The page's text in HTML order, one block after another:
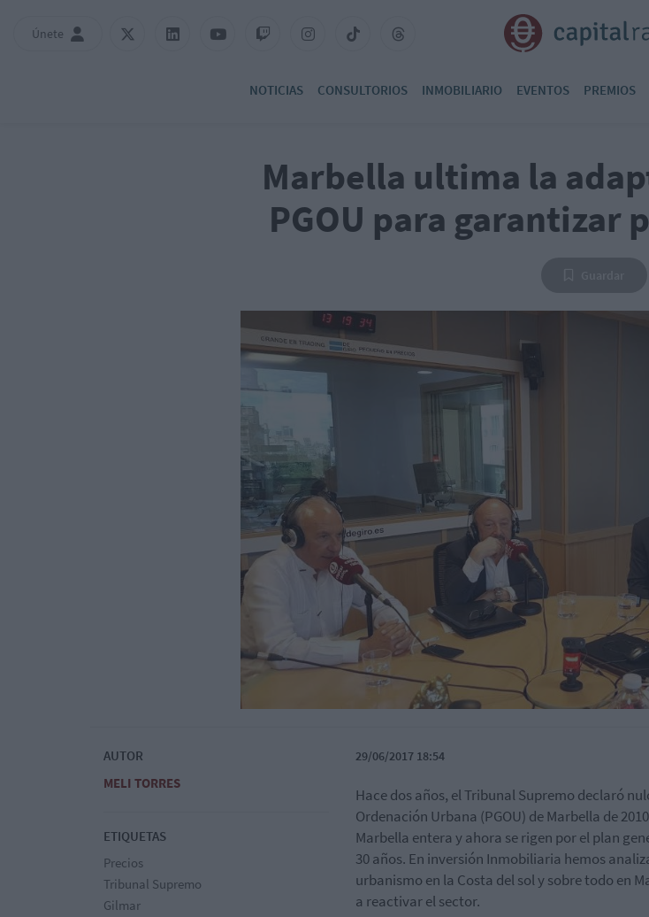
Únete
NOTICIAS CONSULTORIOS INMOBILIARIO EVENTOS PREMIOS
Marbella ultima la
PGOU para garantizar
AUTOR
MELI TORRES
ETIQUETAS
Precios
Tribunal Supremo
Gilmar
29/06/2017 18:54
Hace dos años, el Tribunal Supremo declaró
Ordenación Urbana (PGOU) de Marbella de
Marbella entera y ahora se rigen por el plan
30 años. En inversión Inmobiliaria hemos
urbanismo en la Costa del sol y sobre todo en
a reactivar el sector.